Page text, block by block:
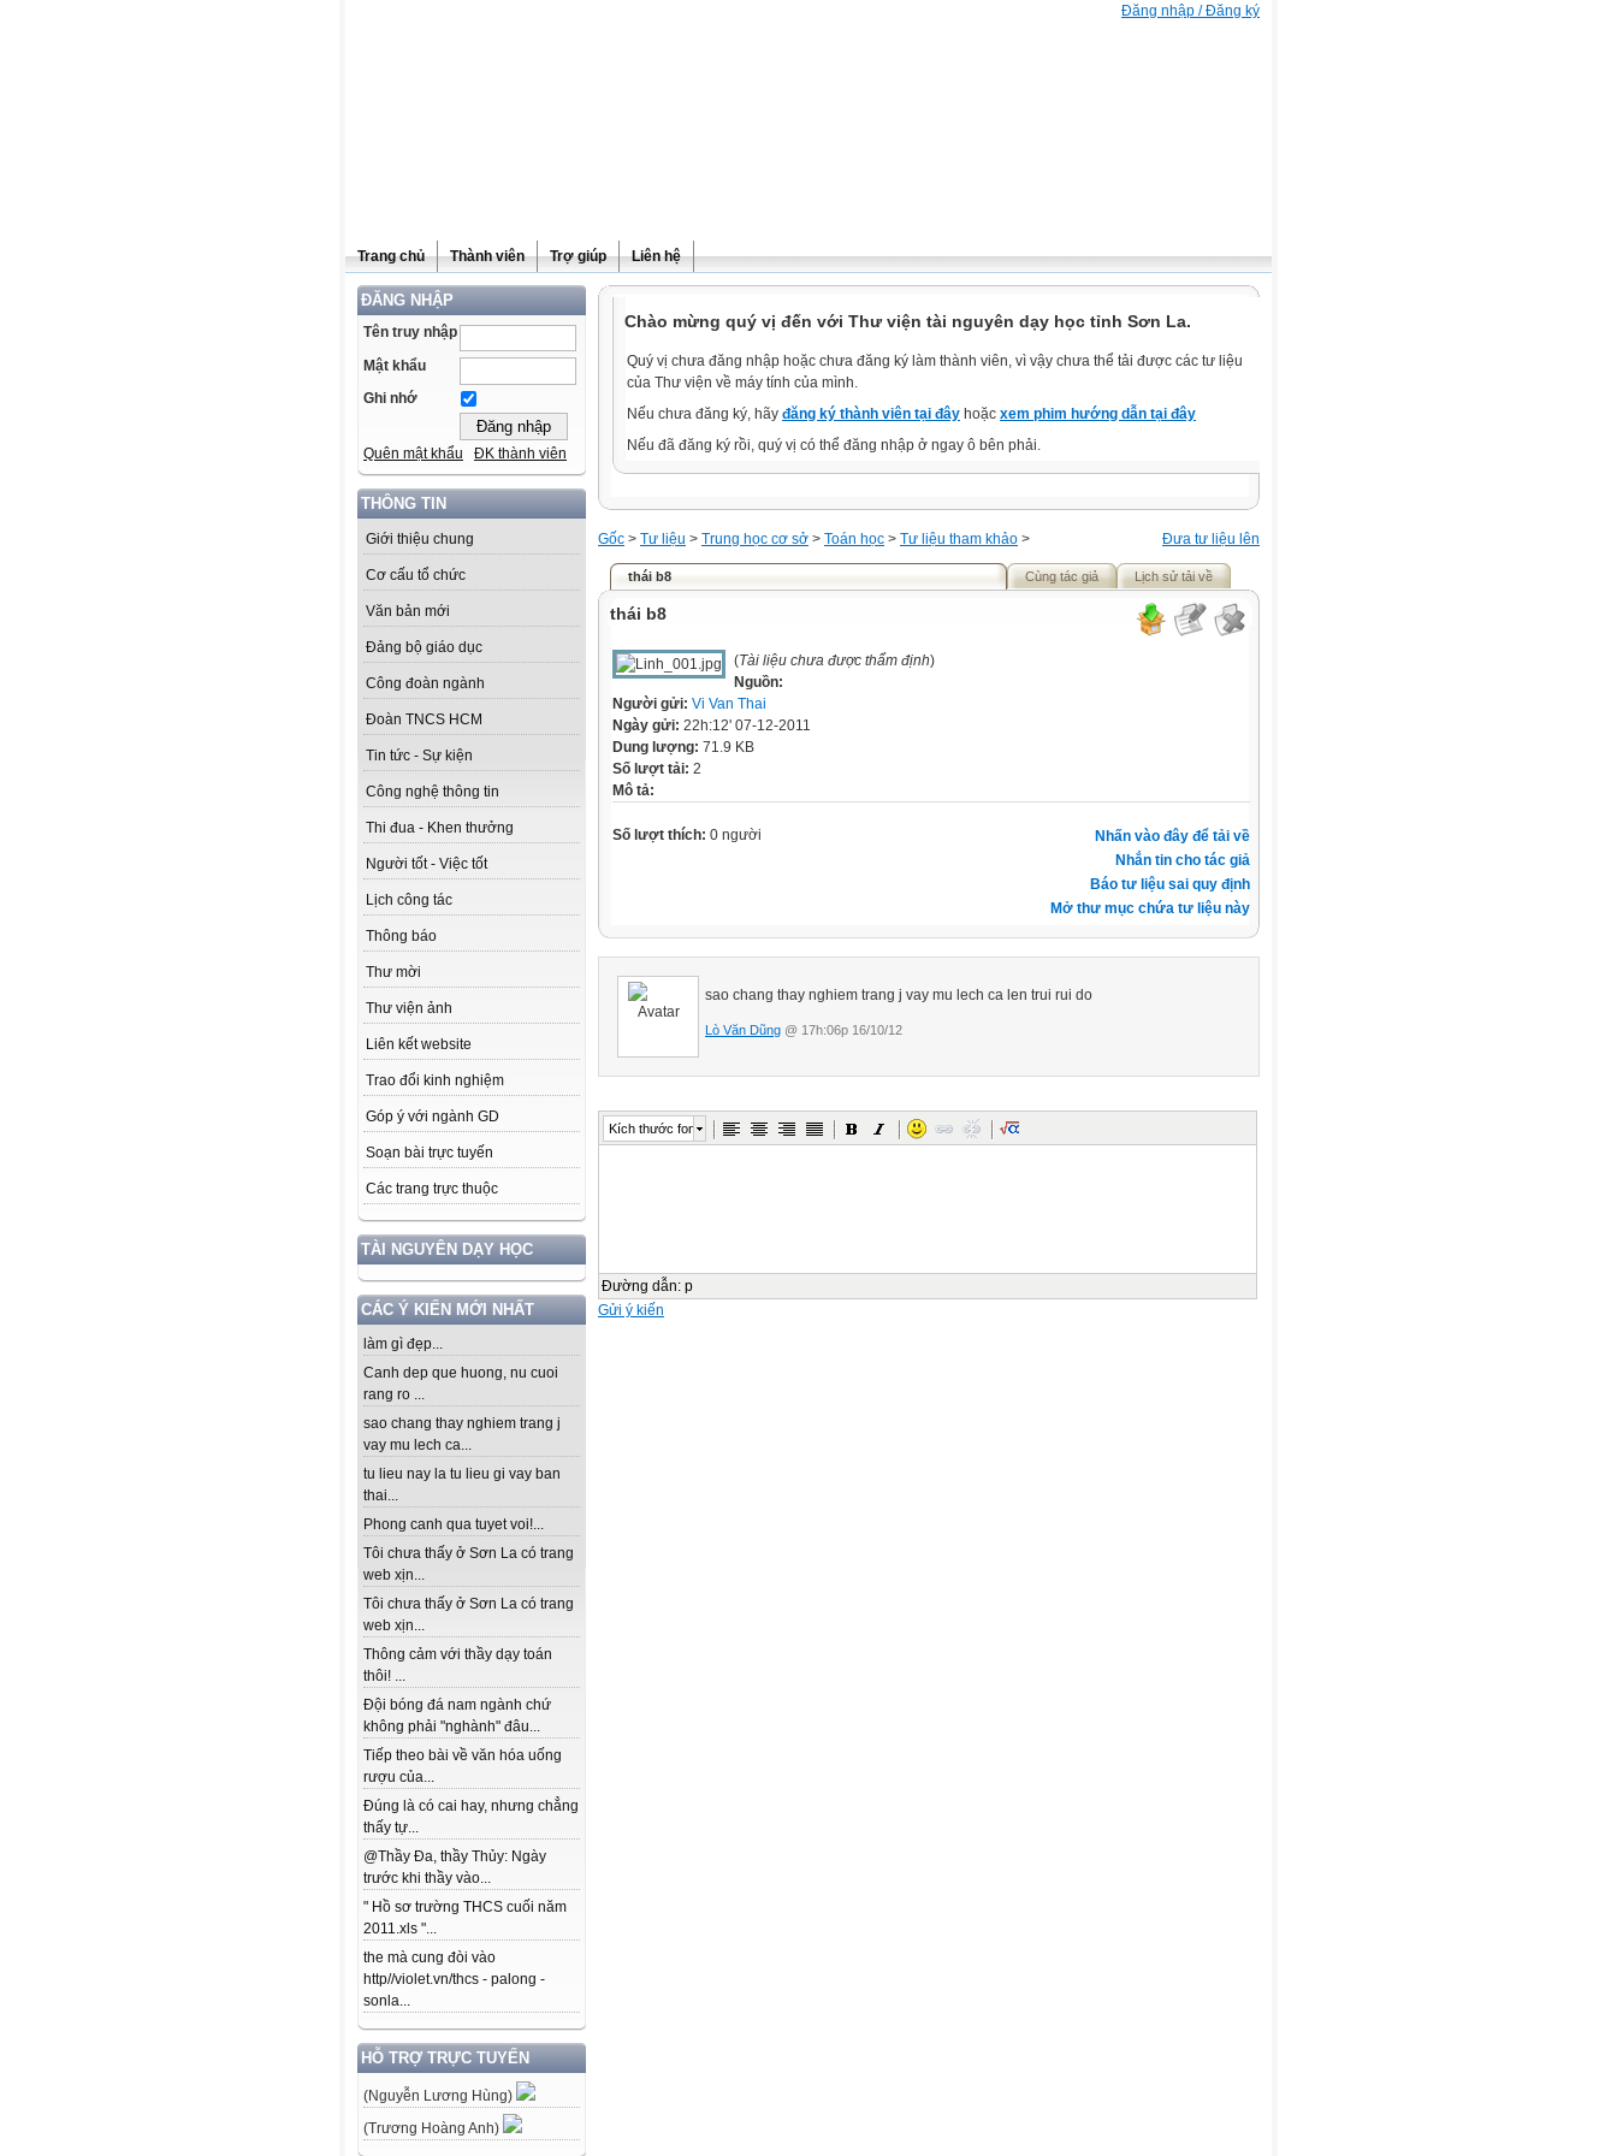
Đăng nhập / Đăng ký
Trang chủ Thành viên Trợ giúp Liên hệ
ĐĂNG NHẬP
Tên truy nhập
Mật khẩu
Ghi nhớ
Quên mật khẩu ĐK thành viên
THÔNG TIN
Giới thiệu chung
Cơ cấu tổ chức
Văn bản mới
Đảng bộ giáo dục
Công đoàn ngành
Đoàn TNCS HCM
Tin tức - Sự kiện
Công nghệ thông tin
Thi đua - Khen thưởng
Người tốt - Việc tốt
Lịch công tác
Thông báo
Thư mời
Thư viện ảnh
Liên kết website
Trao đổi kinh nghiệm
Góp ý với ngành GD
Soạn bài trực tuyến
Các trang trực thuộc
TÀI NGUYÊN DẠY HỌC
CÁC Ý KIẾN MỚI NHẤT
làm gì đẹp...
Canh dep que huong, nu cuoi
rang ro ...
sao chang thay nghiem trang j
vay mu lech ca...
tu lieu nay la tu lieu gi vay ban
thai...
Phong canh qua tuyet voi!...
Tôi chưa thấy ở Sơn La có trang
web xịn...
Tôi chưa thấy ở Sơn La có trang
web xịn...
Thông cảm với thầy dạy toán
thôi! ...
Đội bóng đá nam ngành chứ
không phải "nghành" đâu...
Tiếp theo bài về văn hóa uống
rượu của...
Đúng là có cai hay, nhưng chẳng
thấy tự...
@Thầy Đa, thầy Thủy: Ngày
trước khi thầy vào...
" Hồ sơ trường THCS cuối năm
2011.xls "...
the mà cung đòi vào
http//violet.vn/thcs - palong -
sonla...
HỖ TRỢ TRỰC TUYẾN
(Nguyễn Lương Hùng)
(Trương Hoàng Anh)
Chào mừng quý vị đến với Thư viện tài nguyên dạy học tỉnh Sơn La.
Quý vị chưa đăng nhập hoặc chưa đăng ký làm thành viên, vì vậy chưa thể tải được các tư liệu
của Thư viện về máy tính của mình.
Nếu chưa đăng ký, hãy đăng ký thành viên tại đây hoặc xem phim hướng dẫn tại đây
Nếu đã đăng ký rồi, quý vị có thể đăng nhập ở ngay ô bên phải.
Đưa tư liệu lên
Gốc > Tư liệu > Trung học cơ sở > Toán học > Tư liệu tham khảo >
thái b8 Cùng tác giả Lịch sử tải về
thái b8
(Tài liệu chưa được thẩm định)
Nguồn:
Người gửi: Vi Van Thai
Ngày gửi: 22h:12' 07-12-2011
Dung lượng: 71.9 KB
Số lượt tải: 2
Mô tả:
Nhấn vào đây để tải về
Nhắn tin cho tác giả
Báo tư liệu sai quy định
Mở thư mục chứa tư liệu này
Số lượt thích: 0 người
sao chang thay nghiem trang j vay mu lech ca len trui rui do
Lò Văn Dũng @ 17h:06p 16/10/12
Kích thước font
Đường dẫn: p
Gửi ý kiến